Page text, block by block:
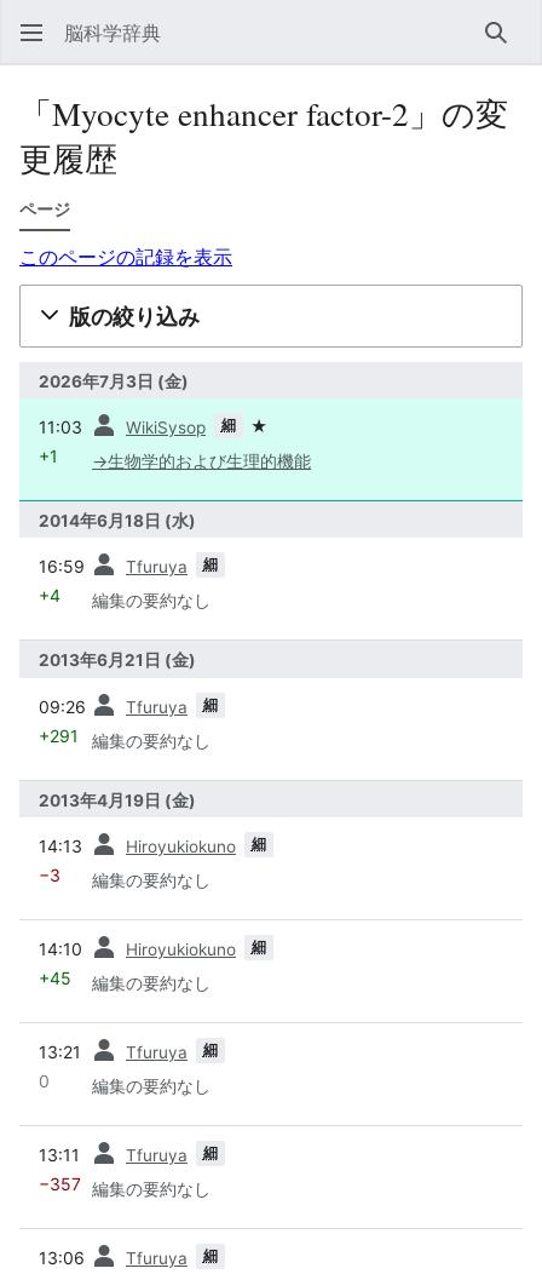
脳科学辞典 検索
「Myocyte enhancer factor-2」の変
更履歴
ページ
このページの記録を表示
版の絞り込み
2026年7月3日 (金)
11:03 WikiSysop 細
+1 →生物学的および生理的機能
★
2014年6月18日 (水)
16:59 Tfuruya 細
+4 編集の要約なし
2013年6月21日 (金)
09:26 Tfuruya 細
+291 編集の要約なし
2013年4月19日 (金)
14:13 Hiroyukiokuno 細
−3 編集の要約なし
14:10 Hiroyukiokuno 細
+45 編集の要約なし
13:21 Tfuruya 細
0 編集の要約なし
13:11 Tfuruya 細
−357 編集の要約なし
13:06 Tfuruya 細